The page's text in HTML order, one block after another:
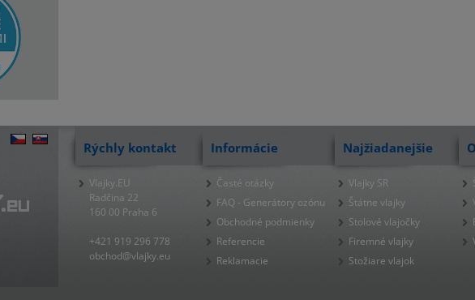
Rýchly kontakt
Vlajky.EU
Radčina 22
160 00 Praha 6
+421 919 296 778
obchod@vlajky.eu
Informácie
Časté otázky
FAQ - Generátory ozónu
Obchodné podmienky
Referencie
Reklamacie
Najžiadanejšie
Vlajky SR
Štátne vlajky
Stolové vlajočky
Firemné vlajky
Stožiare vlajok